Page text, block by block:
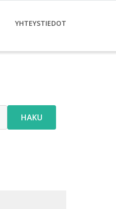
YHTEYSTIEDOT
HAKU